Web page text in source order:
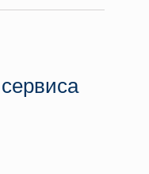
сервиса